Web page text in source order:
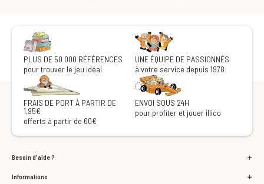
PLUS DE 50 000 RÉFÉRENCES
pour trouver le jeu idéal
UNE ÉQUIPE DE PASSIONNÉS
à votre service depuis 1978
FRAIS DE PORT À PARTIR DE
1,95€
offerts à partir de 60€
ENVOI SOUS 24H
pour profiter et jouer illico
Besoin d'aide ?
Informations